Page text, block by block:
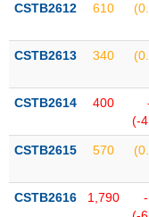
ký
Danh
phiếu
tiết
CSTB2612 610
CSTB2613 340
CSTB2614 400
(-
CSTB2615 570
CSTB2616 1,790
XUẤT
LIỆU
MỚI
(-)